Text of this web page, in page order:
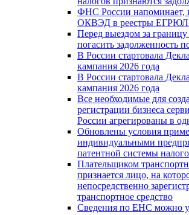
ФНС России напоминает,
ОКВЭД в реестры
Перед выездом за границу
погасить задолженность
В России стартовала
кампания 2026 года
В России стартовала
кампания 2026 года
Все необходимые для
регистрации бизнеса
России агрегированы в
Обновлены условия
индивидуальными
патентной системы
Плательщиком
признается лицо, на
непосредственно
транспортное средство
Сведения по ЕНС можно